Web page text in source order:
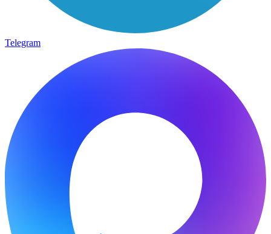
Telegram